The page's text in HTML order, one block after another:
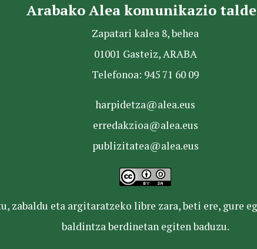
Arabako Alea komunikazio
Zapatari kalea 8, behea
01001 Gasteiz, ARABA
Telefonoa: 945 71 60 09
harpidetza@alea.eus
erredakzioa@alea.eus
publizitatea@alea.eus
zabaldu eta argitaratzeko libre zara, beti ere, gure
baldintza berdinetan egiten baduzu.